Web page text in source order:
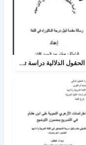
نظرية الحقول الدلالية دراسة تطبيقية في المخصص لإبن سيده